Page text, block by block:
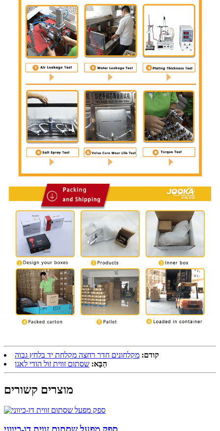
קודם: מקלחונים חדר רחצה מקלחת יד בלחץ גבוה
הַבָּא: שסתום זווית זול הודי לאגן
מוצרים קשורים